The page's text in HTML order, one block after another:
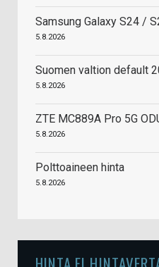
Samsung Galaxy S24 /
5.8.2026
Suomen valtion default
5.8.2026
ZTE MC889A Pro 5G
5.8.2026
Polttoaineen hinta
5.8.2026